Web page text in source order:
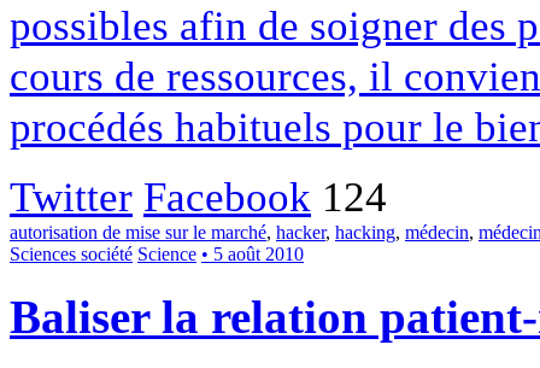
possibles afin de soigner des
cours de ressources, il
procédés habituels pour le
Twitter Facebook 124
autorisation de mise sur le marché, hacker, hacking, médecin,
Sciences société Science • 5 août 2010
Baliser la relation